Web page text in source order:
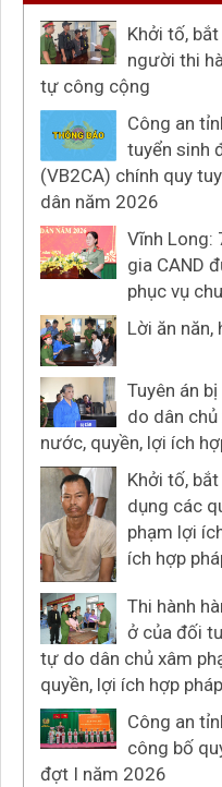
Khởi tố,
người thi
tự công cộng
Công an
tuyển sinh
(VB2CA) chính quy
dân năm 2026
Vĩnh Long:
gia CAND
phục vụ
Lời ăn năn,
Tuyên án
do dân
nước, quyền, lợi ích
Khởi tố,
dụng các
phạm lợi
ích hợp
Thi hành
ở của đối
tự do dân chủ xâm
quyền, lợi ích hợp
Công an
công bố
đợt I năm 2026